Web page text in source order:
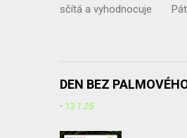
sčítá a vyhodnocuje
exkurze - projekt „ Čistou
Irena
DEN BEZ
- 13.1.25